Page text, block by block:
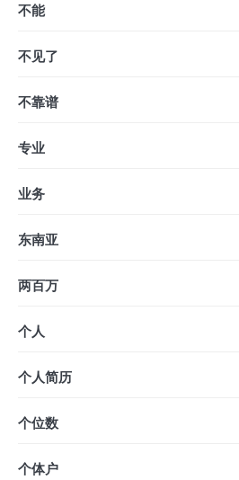
不能
不见了
不靠谱
专业
业务
东南亚
两百万
个人
个人简历
个位数
个体户